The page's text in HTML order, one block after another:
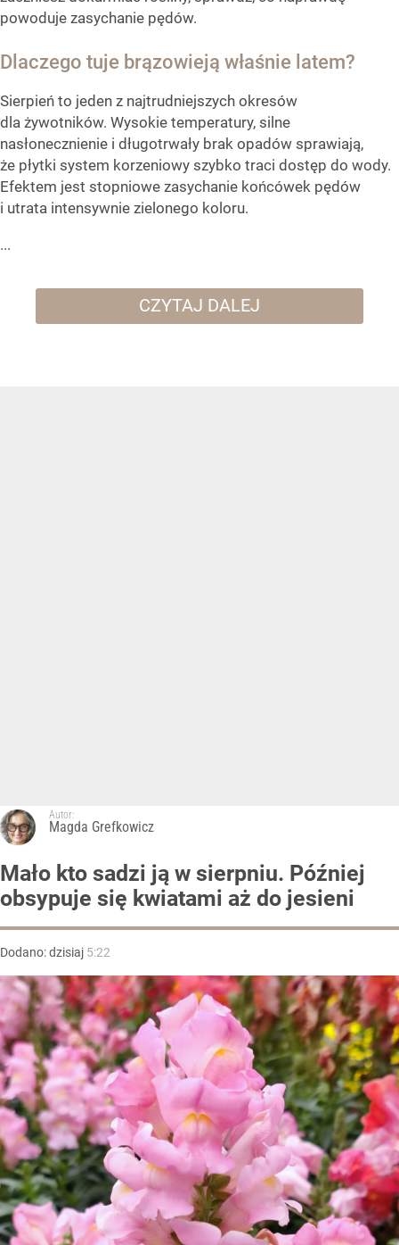
powoduje zasychanie pędów.
Dlaczego tuje brązowieją właśnie latem?
Sierpień to jeden z najtrudniejszych okresów
dla żywotników. Wysokie temperatury, silne
nasłonecznienie i długotrwały brak opadów sprawiają,
że płytki system korzeniowy szybko traci dostęp do wody.
Efektem jest stopniowe zasychanie końcówek pędów
i utrata intensywnie zielonego koloru.
...
CZYTAJ DALEJ
Autor:
Magda Grefkowicz
Mało kto sadzi ją w sierpniu. Później
obsypuje się kwiatami aż do jesieni
Dodano:dzisiaj 5:22